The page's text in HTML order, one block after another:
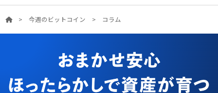
> 今週のビットコイン > コラム